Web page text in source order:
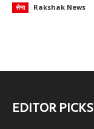
सेना Rakshak News
EDITOR PICKS